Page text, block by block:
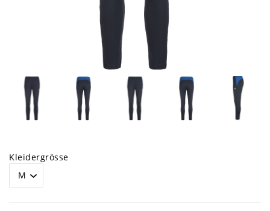
Kleidergrösse